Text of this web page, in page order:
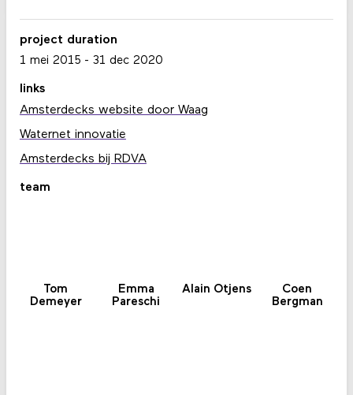
project duration
1 mei 2015- 31 dec 2020
links
Amsterdecks website door Waag
Waternet innovatie
Amsterdecks bij RDVA
team
Tom
Demeyer
Emma
Pareschi
Alain Otjens
Coen
Bergman